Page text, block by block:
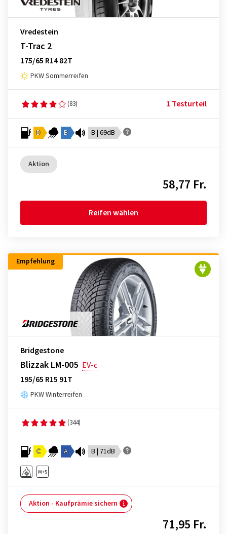
Vredestein
T-Trac 2
175/65 R14 82T
PKW Sommerreifen
(83) 1 Testurteil
D B B | 69dB
Aktion
58,77 Fr.
Reifen wählen
Empfehlung
Bridgestone
Blizzak LM-005 EV-c
195/65 R15 91T
PKW Winterreifen
(344)
C A B | 71dB
Aktion - Kaufprämie sichern
71,95 Fr.